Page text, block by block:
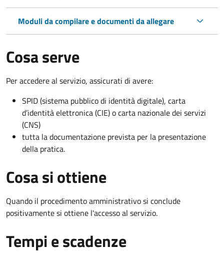
Moduli da compilare e documenti da allegare
Cosa serve
Per accedere al servizio, assicurati di avere:
SPID (sistema pubblico di identità digitale), carta
d’identità elettronica (CIE) o carta nazionale dei servizi
(CNS)
tutta la documentazione prevista per la presentazione
della pratica.
Cosa si ottiene
Quando il procedimento amministrativo si conclude
positivamente si ottiene l'accesso al servizio.
Tempi e scadenze